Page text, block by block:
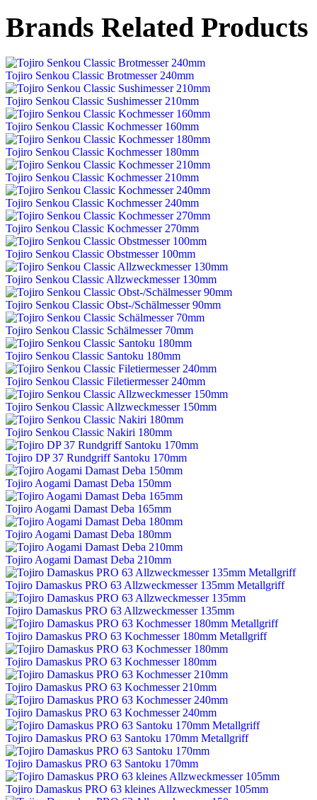
Brands Related Products
Tojiro Senkou Classic Brotmesser 240mm
Tojiro Senkou Classic Sushimesser 210mm
Tojiro Senkou Classic Kochmesser 160mm
Tojiro Senkou Classic Kochmesser 180mm
Tojiro Senkou Classic Kochmesser 210mm
Tojiro Senkou Classic Kochmesser 240mm
Tojiro Senkou Classic Kochmesser 270mm
Tojiro Senkou Classic Obstmesser 100mm
Tojiro Senkou Classic Allzweckmesser 130mm
Tojiro Senkou Classic Obst-/Schälmesser 90mm
Tojiro Senkou Classic Schälmesser 70mm
Tojiro Senkou Classic Santoku 180mm
Tojiro Senkou Classic Filetiermesser 240mm
Tojiro Senkou Classic Allzweckmesser 150mm
Tojiro Senkou Classic Nakiri 180mm
Tojiro DP 37 Rundgriff Santoku 170mm
Tojiro Aogami Damast Deba 150mm
Tojiro Aogami Damast Deba 165mm
Tojiro Aogami Damast Deba 180mm
Tojiro Aogami Damast Deba 210mm
Tojiro Damaskus PRO 63 Allzweckmesser 135mm Metallgriff
Tojiro Damaskus PRO 63 Allzweckmesser 135mm
Tojiro Damaskus PRO 63 Kochmesser 180mm Metallgriff
Tojiro Damaskus PRO 63 Kochmesser 180mm
Tojiro Damaskus PRO 63 Kochmesser 210mm
Tojiro Damaskus PRO 63 Kochmesser 240mm
Tojiro Damaskus PRO 63 Santoku 170mm Metallgriff
Tojiro Damaskus PRO 63 Santoku 170mm
Tojiro Damaskus PRO 63 kleines Allzweckmesser 105mm